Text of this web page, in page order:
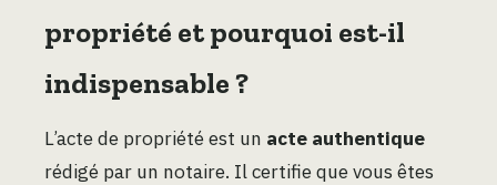
propriété et pourquoi est-il
indispensable ?
L’acte de propriété est un acte authentique
rédigé par un notaire. Il certifie que vous êtes